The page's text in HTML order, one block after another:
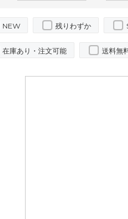
NEW 残りわずか
在庫あり・注文可能 送料無